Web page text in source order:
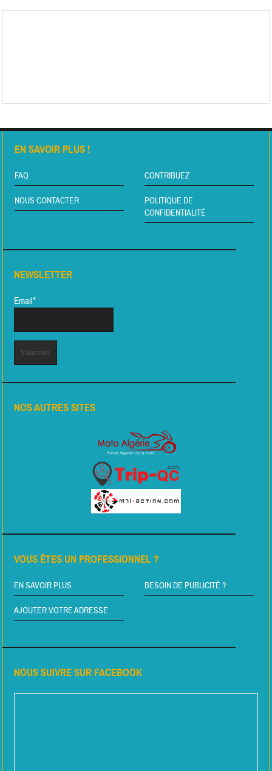
EN SAVOIR PLUS !
FAQ CONTRIBUEZ
NOUS CONTACTER
POLITIQUE DE
CONFIDENTIALITÉ
NEWSLETTER
Email*
NOS AUTRES SITES
VOUS ÊTES UN PROFESSIONNEL ?
EN SAVOIR PLUS BESOIN DE PUBLICITÉ ?
AJOUTER VOTRE ADRESSE
NOUS SUIVRE SUR FACEBOOK